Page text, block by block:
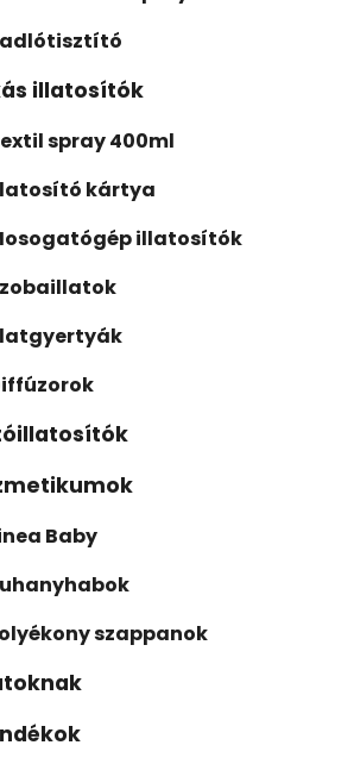
illatosítók
spray 400ml
kártya
illatosítók
Baby
szappanok